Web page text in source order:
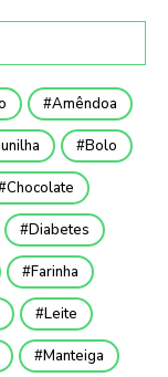
Amêndoa
Bolo
Chocolate
Diabetes
Farinha
Leite
Manteiga